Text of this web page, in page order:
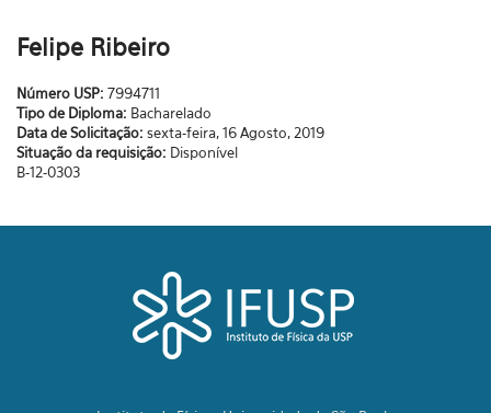
Felipe Ribeiro
Número USP: 7994711
Tipo de Diploma: Bacharelado
Data de Solicitação: sexta-feira, 16 Agosto, 2019
Situação da requisição: Disponível
B-12-0303